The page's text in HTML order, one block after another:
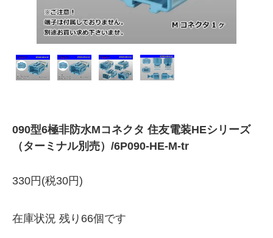
090型6極非防水Mコネクタ 住友電装HEシリーズ
（ターミナル別売）/6P090-HE-M-tr
330円(税30円)
在庫状況 残り66個です